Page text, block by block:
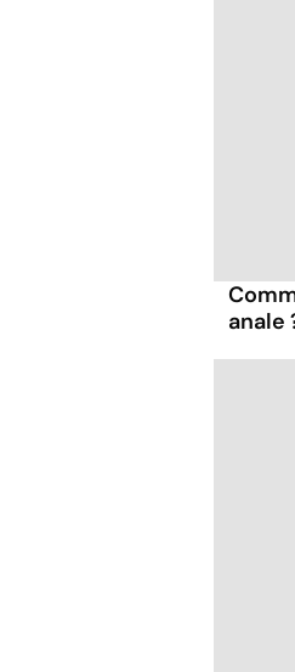
anale